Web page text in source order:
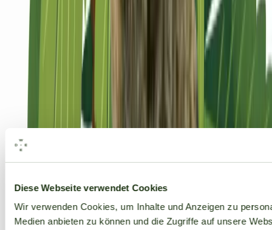
Diese Webseite verwendet Cookies
Wir verwenden Cookies, um Inhalte und Anzeigen zu
Medien anbieten zu können und die Zugriffe auf unsere